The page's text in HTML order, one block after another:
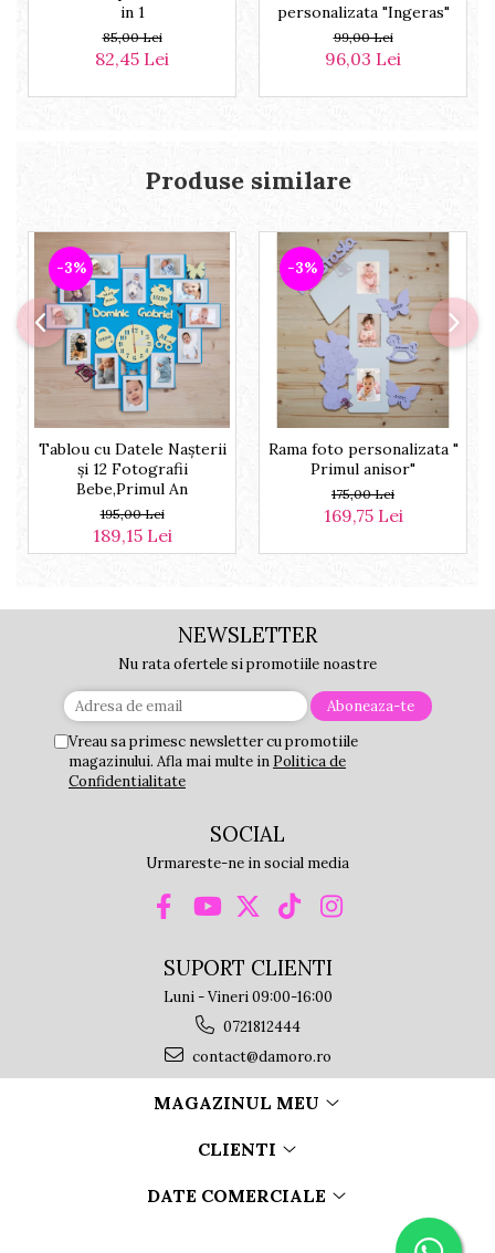
in 1
85,00 Lei
82,45 Lei
personalizata "Ingeras"
99,00 Lei
96,03 Lei
Produse similare
-3%
Tablou cu Datele Nașterii
și 12 Fotografii
Bebe,Primul An
195,00 Lei
189,15 Lei
-3%
Rama foto personalizata "
Primul anisor"
175,00 Lei
169,75 Lei
NEWSLETTER
Nu rata ofertele si promotiile noastre
Vreau sa primesc newsletter cu promotiile
magazinului. Afla mai multe in Politica de
Confidentialitate
SOCIAL
Urmareste-ne in social media
SUPORT CLIENTI
Luni - Vineri 09:00-16:00
0721812444
contact@damoro.ro
MAGAZINUL MEU
CLIENTI
DATE COMERCIALE